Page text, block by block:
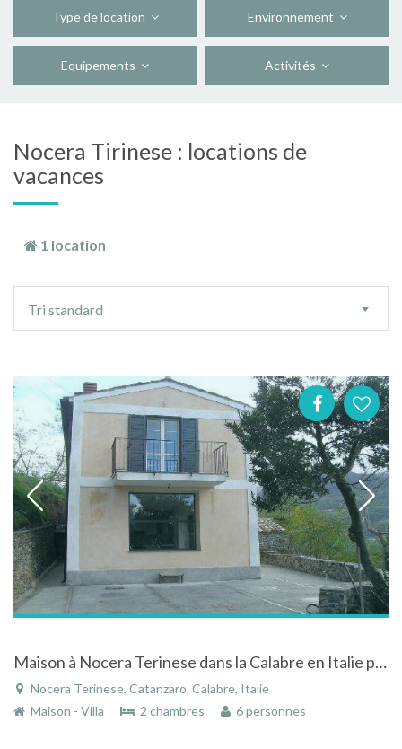
Type de location Environnement
Equipements Activités
Nocera Tirinese : locations de
vacances
1 location
tri
Tri standard
Maison à Nocera Terinese dans la Calabre en Italie proche mer et pieds des montagnes
Nocera Terinese, Catanzaro, Calabre, Italie
Maison - Villa
2 chambres 6 personnes